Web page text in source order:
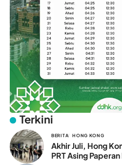
Terkini
BERITA HONG KONG
Akhir Juli, Hong
PRT Asing